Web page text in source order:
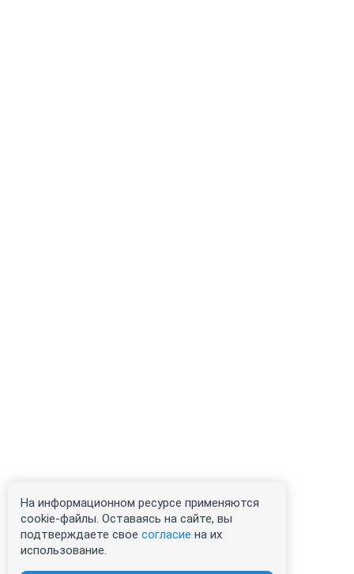
На информационном ресурсе применяются
cookie-файлы. Оставаясь на сайте, вы
подтверждаете свое согласие на их
использование.